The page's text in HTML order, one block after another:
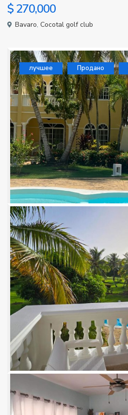
$ 270,000
Bavaro, Cocotal golf club
лучшее Продано